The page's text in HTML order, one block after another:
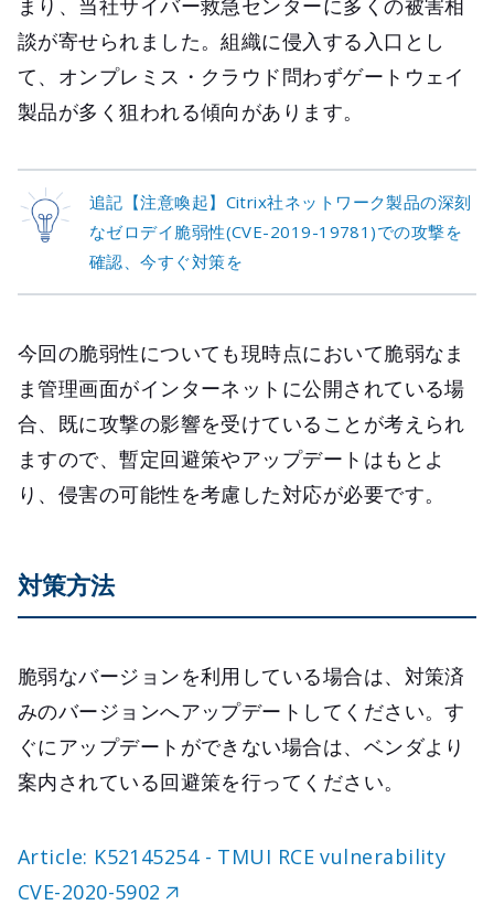
まり、当社サイバー救急センターに多くの被害相
談が寄せられました。組織に侵入する入口とし
て、オンプレミス・クラウド問わずゲートウェイ
製品が多く狙われる傾向があります。
追記【注意喚起】Citrix社ネットワーク製品の深刻
なゼロデイ脆弱性(CVE-2019-19781)での攻撃を
確認、今すぐ対策を
今回の脆弱性についても現時点において脆弱なま
ま管理画面がインターネットに公開されている場
合、既に攻撃の影響を受けていることが考えられ
ますので、暫定回避策やアップデートはもとよ
り、侵害の可能性を考慮した対応が必要です。
対策方法
脆弱なバージョンを利用している場合は、対策済
みのバージョンへアップデートしてください。す
ぐにアップデートができない場合は、ベンダより
案内されている回避策を行ってください。
Article: K52145254 - TMUI RCE vulnerability
CVE-2020-5902